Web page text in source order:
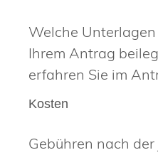
Welche
Ihrem Antrag
erfahren Sie im
Kosten
Gebühren nach